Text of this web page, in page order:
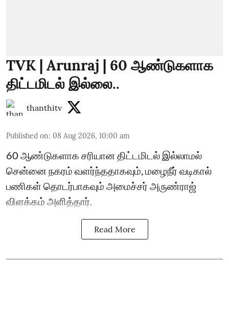
TVK | Arunraj | 60 ஆண்டுகளாக
திட்டமிடல் இல்லை..
thanthitv
Published on: 08 Aug 2026, 10:00 am
60 ஆண்டுகளாக சரியான திட்டமிடல் இல்லாமல்
சென்னை நகரம் வளர்ந்ததாகவும், மழைநீர் வடிகால்
பணிகள் தொடர்பாகவும் அமைச்சர் அருண்ராஜ்
விளக்கம் அளித்தார்.
Read More